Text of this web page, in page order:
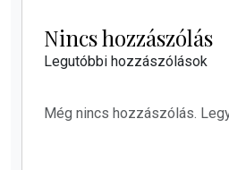
Nincs hozzászólás
Legutóbbi hozzászólások
Még nincs hozzászólás.